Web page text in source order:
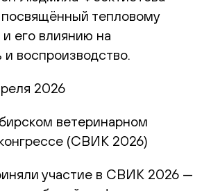
тепловому
и его влиянию на
и воспроизводство.
2026
ветеринарном
(СВИК 2026)
участие в СВИК 2026 —